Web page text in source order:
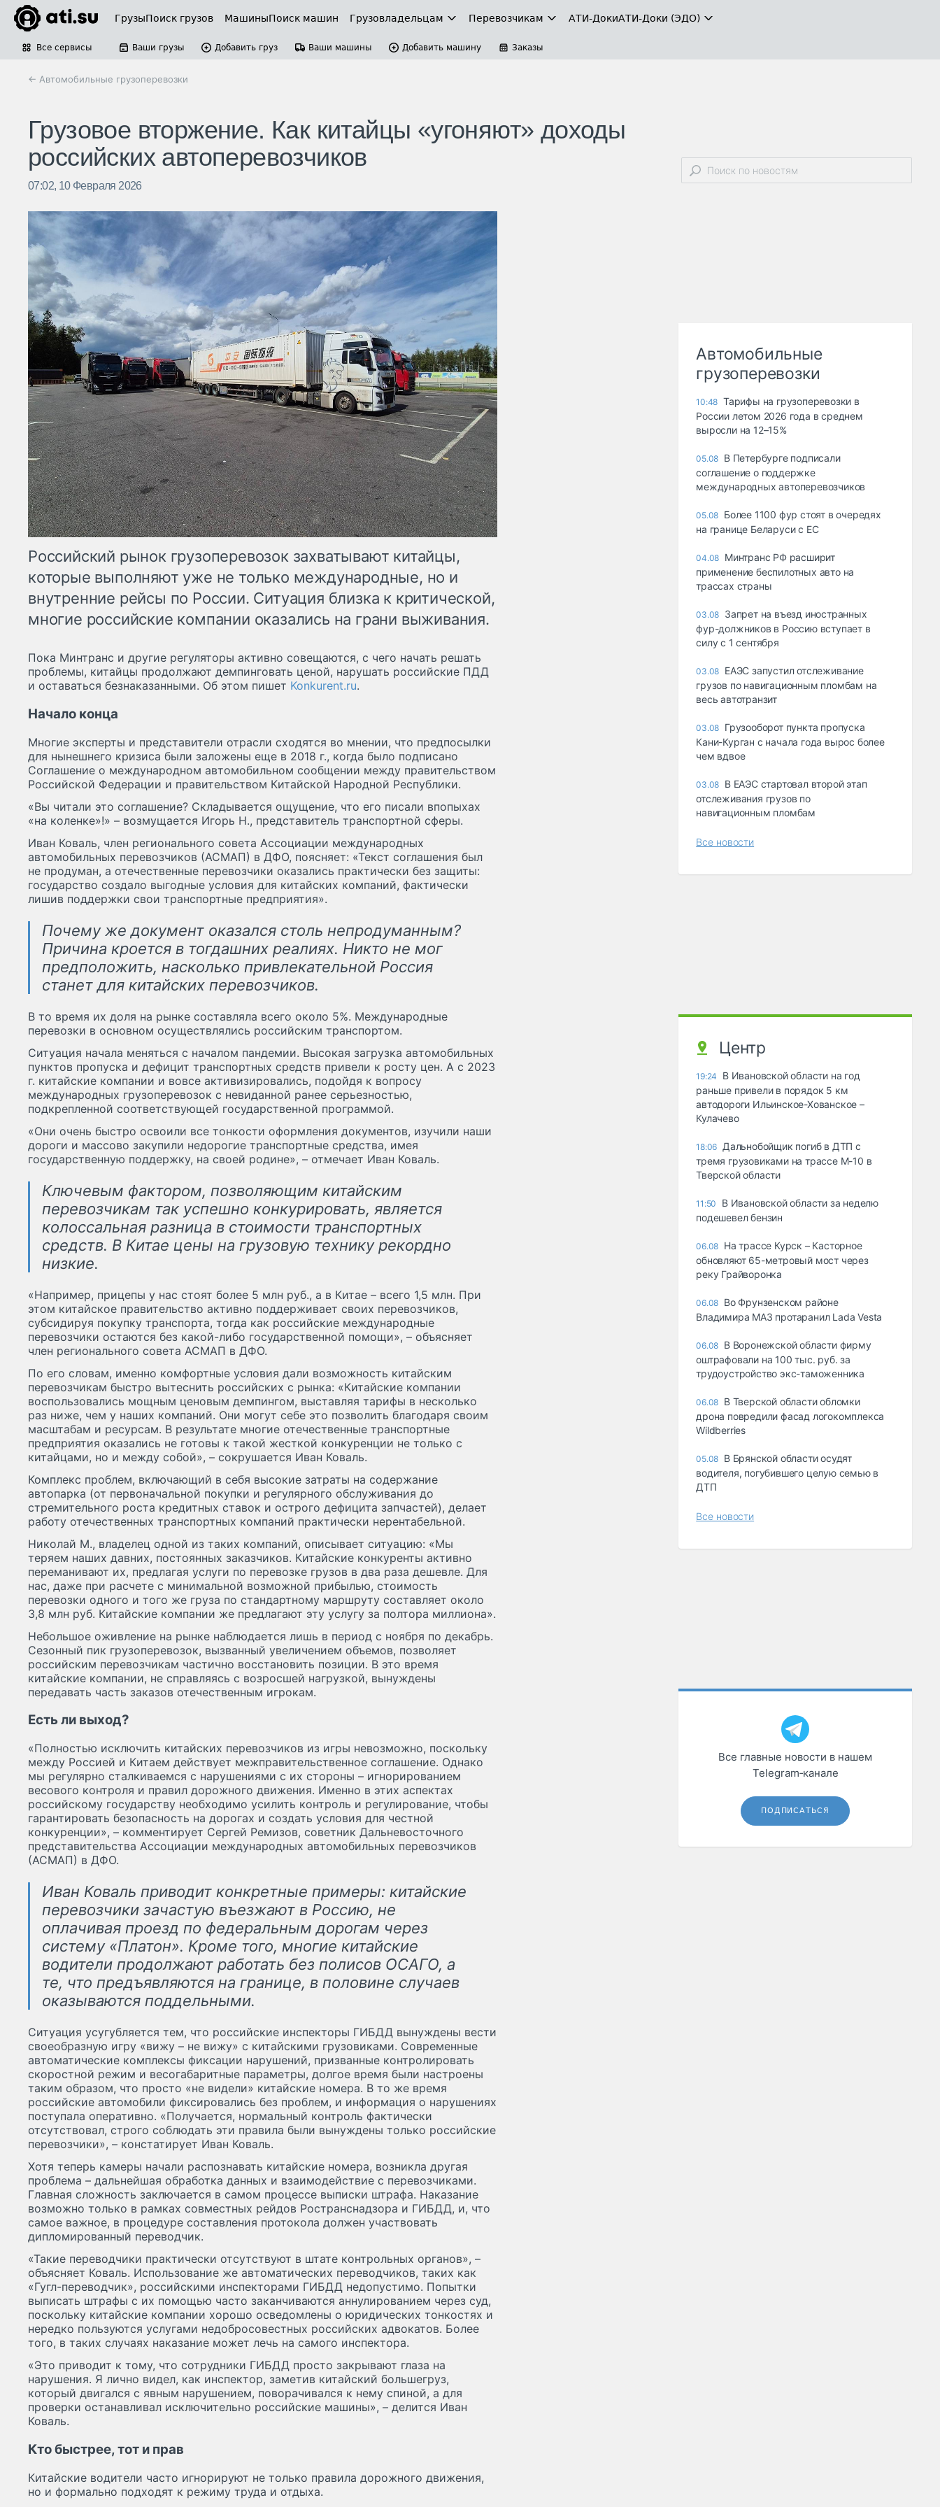
ГрузыПоиск грузов МашиныПоиск машин Грузовладельцам Перевозчикам АТИ-ДокиАТИ-Доки (ЭДО)
Все сервисы Ваши грузы Добавить груз Ваши машины Добавить машину Заказы
← Автомобильные грузоперевозки
Грузовое вторжение. Как китайцы «угоняют» доходы
российских автоперевозчиков
07:02, 10 Февраля 2026
Российский рынок грузоперевозок захватывают китайцы,
которые выполняют уже не только международные, но и
внутренние рейсы по России. Ситуация близка к критической,
многие российские компании оказались на грани выживания.
Пока Минтранс и другие регуляторы активно совещаются, с чего начать решать
проблемы, китайцы продолжают демпинговать ценой, нарушать российские ПДД
и оставаться безнаказанными. Об этом пишет Konkurent.ru.
Начало конца
Многие эксперты и представители отрасли сходятся во мнении, что предпосылки
для нынешнего кризиса были заложены еще в 2018 г., когда было подписано
Соглашение о международном автомобильном сообщении между правительством
Российской Федерации и правительством Китайской Народной Республики.
«Вы читали это соглашение? Складывается ощущение, что его писали впопыхах
«на коленке»!» – возмущается Игорь Н., представитель транспортной сферы.
Иван Коваль, член регионального совета Ассоциации международных
автомобильных перевозчиков (АСМАП) в ДФО, поясняет: «Текст соглашения был
не продуман, а отечественные перевозчики оказались практически без защиты:
государство создало выгодные условия для китайских компаний, фактически
лишив поддержки свои транспортные предприятия».
Почему же документ оказался столь непродуманным?
Причина кроется в тогдашних реалиях. Никто не мог
предположить, насколько привлекательной Россия
станет для китайских перевозчиков.
В то время их доля на рынке составляла всего около 5%. Международные
перевозки в основном осуществлялись российским транспортом.
Ситуация начала меняться с началом пандемии. Высокая загрузка автомобильных
пунктов пропуска и дефицит транспортных средств привели к росту цен. А с 2023
г. китайские компании и вовсе активизировались, подойдя к вопросу
международных грузоперевозок с невиданной ранее серьезностью,
подкрепленной соответствующей государственной программой.
«Они очень быстро освоили все тонкости оформления документов, изучили наши
дороги и массово закупили недорогие транспортные средства, имея
государственную поддержку, на своей родине», – отмечает Иван Коваль.
Ключевым фактором, позволяющим китайским
перевозчикам так успешно конкурировать, является
колоссальная разница в стоимости транспортных
средств. В Китае цены на грузовую технику рекордно
низкие.
«Например, прицепы у нас стоят более 5 млн руб., а в Китае – всего 1,5 млн. При
этом китайское правительство активно поддерживает своих перевозчиков,
субсидируя покупку транспорта, тогда как российские международные
перевозчики остаются без какой-либо государственной помощи», – объясняет
член регионального совета АСМАП в ДФО.
По его словам, именно комфортные условия дали возможность китайским
перевозчикам быстро вытеснить российских с рынка: «Китайские компании
воспользовались мощным ценовым демпингом, выставляя тарифы в несколько
раз ниже, чем у наших компаний. Они могут себе это позволить благодаря своим
масштабам и ресурсам. В результате многие отечественные транспортные
предприятия оказались не готовы к такой жесткой конкуренции не только с
китайцами, но и между собой», – сокрушается Иван Коваль.
Комплекс проблем, включающий в себя высокие затраты на содержание
автопарка (от первоначальной покупки и регулярного обслуживания до
стремительного роста кредитных ставок и острого дефицита запчастей), делает
работу отечественных транспортных компаний практически нерентабельной.
Николай М., владелец одной из таких компаний, описывает ситуацию: «Мы
теряем наших давних, постоянных заказчиков. Китайские конкуренты активно
переманивают их, предлагая услуги по перевозке грузов в два раза дешевле. Для
нас, даже при расчете с минимальной возможной прибылью, стоимость
перевозки одного и того же груза по стандартному маршруту составляет около
3,8 млн руб. Китайские компании же предлагают эту услугу за полтора миллиона».
Небольшое оживление на рынке наблюдается лишь в период с ноября по декабрь.
Сезонный пик грузоперевозок, вызванный увеличением объемов, позволяет
российским перевозчикам частично восстановить позиции. В это время
китайские компании, не справляясь с возросшей нагрузкой, вынуждены
передавать часть заказов отечественным игрокам.
Есть ли выход?
«Полностью исключить китайских перевозчиков из игры невозможно, поскольку
между Россией и Китаем действует межправительственное соглашение. Однако
мы регулярно сталкиваемся с нарушениями с их стороны – игнорированием
весового контроля и правил дорожного движения. Именно в этих аспектах
российскому государству необходимо усилить контроль и регулирование, чтобы
гарантировать безопасность на дорогах и создать условия для честной
конкуренции», – комментирует Сергей Ремизов, советник Дальневосточного
представительства Ассоциации международных автомобильных перевозчиков
(АСМАП) в ДФО.
Иван Коваль приводит конкретные примеры: китайские
перевозчики зачастую въезжают в Россию, не
оплачивая проезд по федеральным дорогам через
систему «Платон». Кроме того, многие китайские
водители продолжают работать без полисов ОСАГО, а
те, что предъявляются на границе, в половине случаев
оказываются поддельными.
Ситуация усугубляется тем, что российские инспекторы ГИБДД вынуждены вести
своеобразную игру «вижу – не вижу» с китайскими грузовиками. Современные
автоматические комплексы фиксации нарушений, призванные контролировать
скоростной режим и весогабаритные параметры, долгое время были настроены
таким образом, что просто «не видели» китайские номера. В то же время
российские автомобили фиксировались без проблем, и информация о нарушениях
поступала оперативно. «Получается, нормальный контроль фактически
отсутствовал, строго соблюдать эти правила были вынуждены только российские
перевозчики», – констатирует Иван Коваль.
Хотя теперь камеры начали распознавать китайские номера, возникла другая
проблема – дальнейшая обработка данных и взаимодействие с перевозчиками.
Главная сложность заключается в самом процессе выписки штрафа. Наказание
возможно только в рамках совместных рейдов Ространснадзора и ГИБДД, и, что
самое важное, в процедуре составления протокола должен участвовать
дипломированный переводчик.
«Такие переводчики практически отсутствуют в штате контрольных органов», –
объясняет Коваль. Использование же автоматических переводчиков, таких как
«Гугл-переводчик», российскими инспекторами ГИБДД недопустимо. Попытки
выписать штрафы с их помощью часто заканчиваются аннулированием через суд,
поскольку китайские компании хорошо осведомлены о юридических тонкостях и
нередко пользуются услугами недобросовестных российских адвокатов. Более
того, в таких случаях наказание может лечь на самого инспектора.
«Это приводит к тому, что сотрудники ГИБДД просто закрывают глаза на
нарушения. Я лично видел, как инспектор, заметив китайский большегруз,
который двигался с явным нарушением, поворачивался к нему спиной, а для
проверки останавливал исключительно российские машины», – делится Иван
Коваль.
Кто быстрее, тот и прав
Китайские водители часто игнорируют не только правила дорожного движения,
но и формально подходят к режиму труда и отдыха.
Автомобильные
грузоперевозки
10:48 Тарифы на грузоперевозки в
России летом 2026 года в среднем
выросли на 12–15%
05.08 В Петербурге подписали
соглашение о поддержке
международных автоперевозчиков
05.08 Более 1100 фур стоят в очередях
на границе Беларуси с ЕС
04.08 Минтранс РФ расширит
применение беспилотных авто на
трассах страны
03.08 Запрет на въезд иностранных
фур-должников в Россию вступает в
силу с 1 сентября
03.08 ЕАЭС запустил отслеживание
грузов по навигационным пломбам на
весь автотранзит
03.08 Грузооборот пункта пропуска
Кани-Курган с начала года вырос более
чем вдвое
03.08 В ЕАЭС стартовал второй этап
отслеживания грузов по
навигационным пломбам
Все новости
Центр
19:24
В Ивановской области на год
раньше привели в порядок 5 км
автодороги Ильинское-Хованское –
Кулачево
18:06 Дальнобойщик погиб в ДТП с
тремя грузовиками на трассе М-10 в
Тверской области
11:50
В Ивановской области за неделю
подешевел бензин
06.08 На трассе Курск – Касторное
обновляют 65-метровый мост через
реку Грайворонка
06.08 Во Фрунзенском районе
Владимира МАЗ протаранил Lada Vesta
06.08 В Воронежской области фирму
оштрафовали на 100 тыс. руб. за
трудоустройство экс-таможенника
06.08 В Тверской области обломки
дрона повредили фасад логокомплекса
Wildberries
05.08 В Брянской области осудят
водителя, погубившего целую семью в
ДТП
Все новости
Все главные новости в нашем
Telegram‑канале
ПОДПИСАТЬСЯ